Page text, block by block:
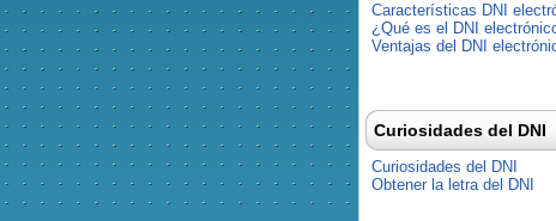
Características DNI
¿Qué es el DNI
Ventajas del DNI
Curiosidades del DNI
Curiosidades del DNI
Obtener la letra del DNI